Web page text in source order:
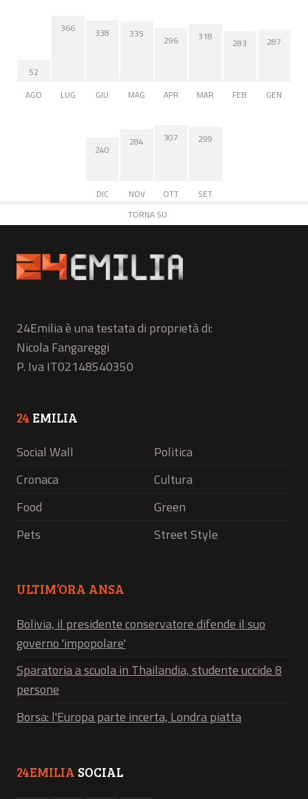
52
AGO
366
LUG
338
GIU
335
MAG
296
APR
318
MAR
283
FEB
287
GEN
240
DIC
284
NOV
307
OTT
299
SET
TORNA SU
24Emilia è una testata di proprietà di:
Nicola Fangareggi
P. Iva IT02148540350
24 EMILIA
Social Wall
Politica
Cronaca
Cultura
Food
Green
Pets
Street Style
ULTIM’ORA ANSA
Bolivia, il presidente conservatore difende il suo
governo 'impopolare'
Sparatoria a scuola in Thailandia, studente uccide 8
persone
Borsa: l'Europa parte incerta, Londra piatta
24EMILIA SOCIAL